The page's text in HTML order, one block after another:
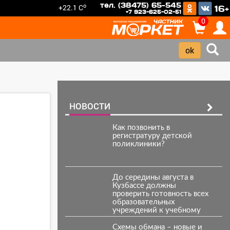
+22.1 Co тел. (38475) 65-545
+7 923-625-02-51 16+
0
НОВОСТИ
Как позвонить в
регистратуру детской
поликлиники?
До середины августа в
Кузбассе должны
проверить готовность всех
образовательных
учреждений к учебному
году.
Схемы обмана – новые и